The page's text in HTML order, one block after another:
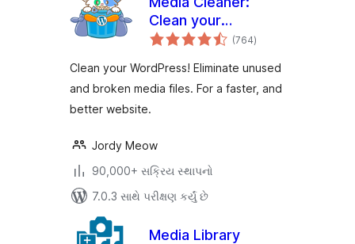
Clean your
WordPress! (764કુલ
રેટિંગ્સ
)
Clean your WordPress! Eliminate unused
and broken media files. For a faster, and
better website.
Jordy Meow
90,000+ સક્રિય સ્થાપનો
7.0.3 સાથે પરીક્ષણ કર્યું છે
Media Library